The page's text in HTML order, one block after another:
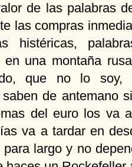
de las palabras
las compras
histéricas,
en una montaña
que no lo
de antemano
del euro los va
va a tardar en
para largo y no